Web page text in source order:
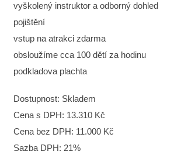
vyškolený instruktor a odborný dohled
pojištění
vstup na atrakci zdarma
obsloužíme cca 100 dětí za hodinu
podkladova plachta
Dostupnost: Skladem
Cena s DPH: 13.310 Kč
Cena bez DPH: 11.000 Kč
Sazba DPH: 21%